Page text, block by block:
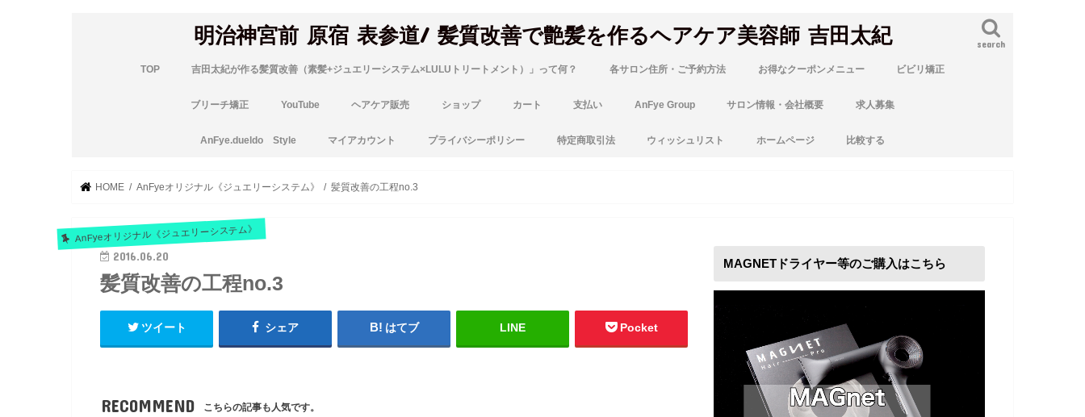
明治神宮前 原宿 表参道/ 髪質改善で艶髪を作るヘアケア美容師 吉田太紀 search
TOP 吉田太紀が作る髪質改善（素髪+ジュエリーシステム×LULUトリートメント）」って何？ 各サロン住所・ご予約方法 お得なクーポンメニュー ビビリ矯正
ブリーチ矯正 YouTube ヘアケア販売 ショップ カート 支払い AnFye Group サロン情報・会社概要 求人募集
AnFye.dueldo Style マイアカウント プライバシーポリシー 特定商取引法 ウィッシュリスト ホームページ 比較する
HOME AnFyeオリジナル《ジュエリーシステム》 髪質改善の工程no.3
AnFyeオリジナル《ジュエリーシステム》
2016.06.20
髪質改善の工程no.3
ツイート シェア はてブ LINE Pocket
RECOMMEND こちらの記事も人気です。
MAGNETドライヤー等のご購入はこちら